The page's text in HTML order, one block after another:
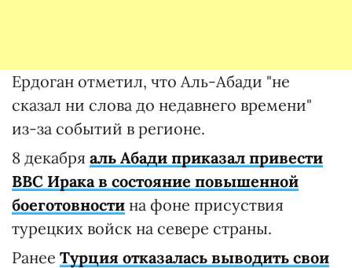
Ердоган отметил, что Аль-Абади "не
сказал ни слова до недавнего времени"
из-за событий в регионе.
8 декабря аль Абади приказал привести
ВВС Ирака в состояние повышенной
боеготовности на фоне присуствия
турецких войск на севере страны.
Ранее Турция отказалась выводить свои